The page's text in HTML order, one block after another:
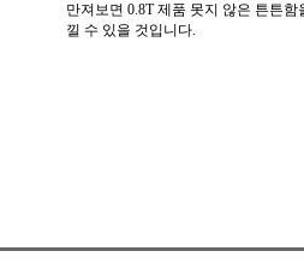
만져보면 0.8T 제품 못지 않은 튼튼
낄 수 있을 것입니다.